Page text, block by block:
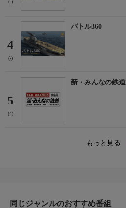
(-)
4
(-)
バトル360
5
(4)
新・みんなの鉄道
もっと見る
同じジャンルのおすすめ番組